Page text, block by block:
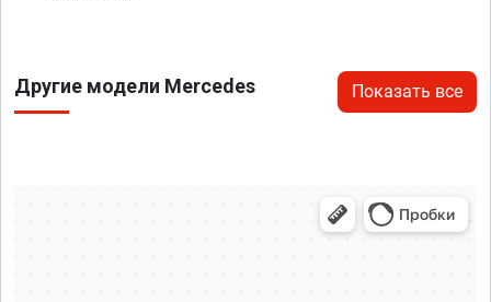
Другие модели Mercedes Показать все